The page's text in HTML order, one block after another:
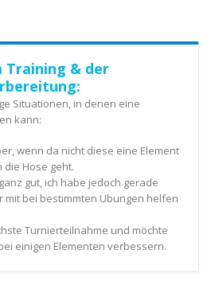
Training & der
Situationen, in denen eine
kann:
wenn da nicht diese eine Element
die Hose geht.
gut, ich habe jedoch gerade
mit bei bestimmten Übungen helfen
Turnierteilnahme und möchte
einigen Elementen verbessern.